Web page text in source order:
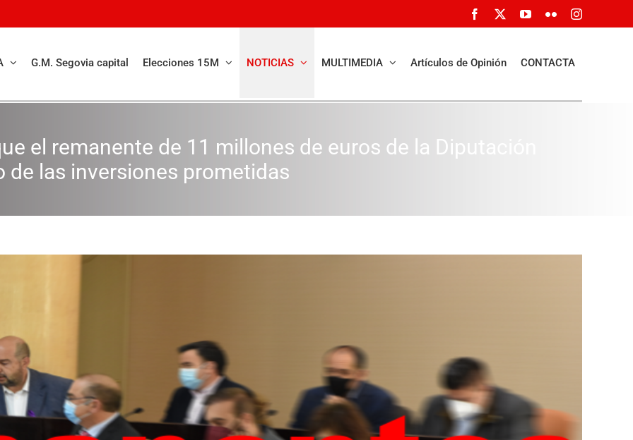
Facebook YouTube
FlickrInstagram
G.M. Segovia capital Elecciones 15M NOTICIAS MULTIMEDIA Artículos de Opinión CONTACTA
el remanente de 11 millones de euros de la Diputación
las inversiones prometidas